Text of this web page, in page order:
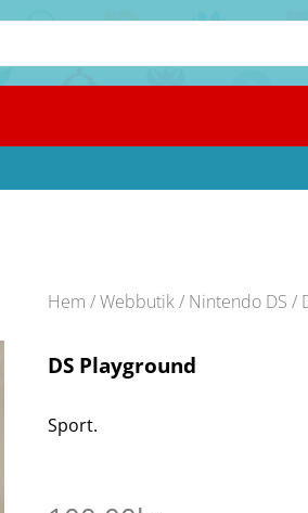
Hem /Webbutik/ Nintendo DS /
DS Playground
Sport.